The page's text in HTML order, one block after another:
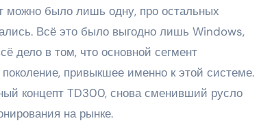
можно было лишь одну, про остальных
Всё это было выгодно лишь Windows,
дело в том, что основной сегмент
привыкшее именно к этой системе.
концепт TD300, снова сменивший русло
на рынке.